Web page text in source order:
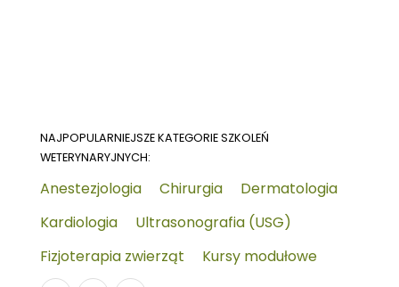
NAJPOPULARNIEJSZE KATEGORIE SZKOLEŃ
WETERYNARYJNYCH:
Anestezjologia Chirurgia
Dermatologia
Kardiologia
Ultrasonografia (USG)
Fizjoterapia zwierząt
Kursy modułowe